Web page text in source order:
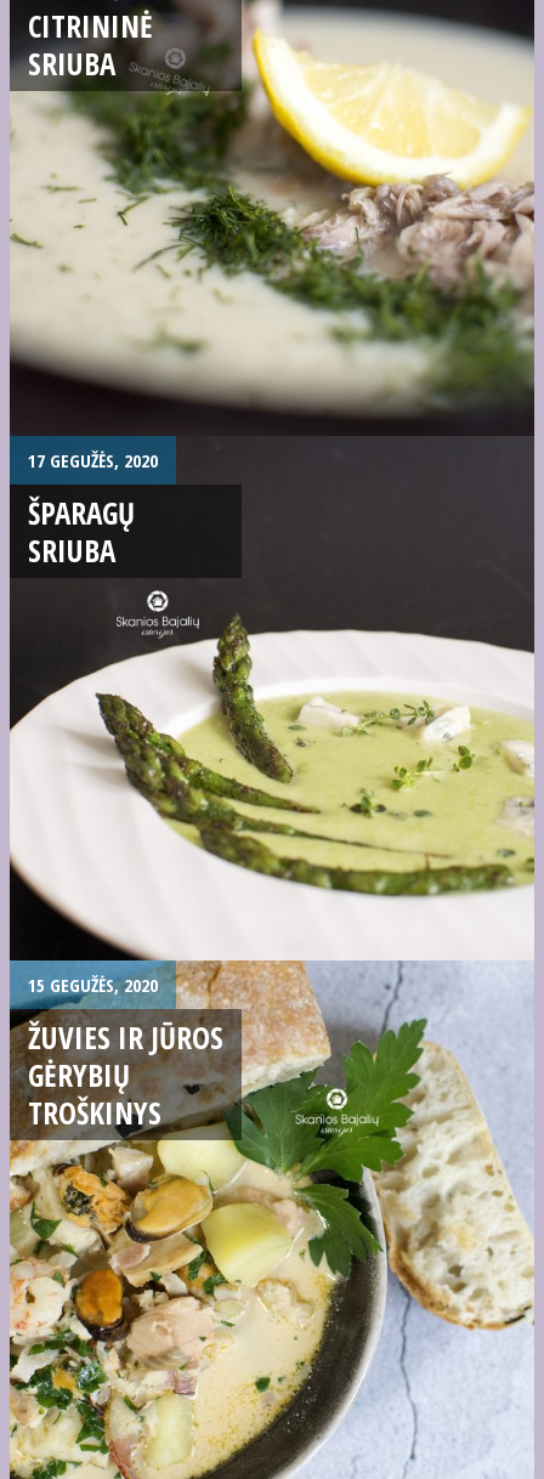
CITRININĖ
SRIUBA
17 GEGUŽĖS, 2020
ŠPARAGŲ
SRIUBA
15 GEGUŽĖS, 2020
ŽUVIES IR JŪROS
GĖRYBIŲ
TROŠKINYS